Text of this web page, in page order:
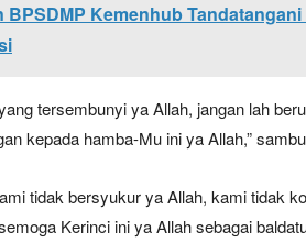
Contact us
Subscription
Kemenhub Tandatangani
tersembunyi ya Allah, jangan lah
kepada hamba-Mu ini ya Allah,”
tidak bersyukur ya Allah, kami tidak
Kerinci ini ya Allah sebagai